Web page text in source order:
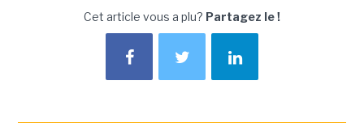
Cet article vous a plu? Partagez le !